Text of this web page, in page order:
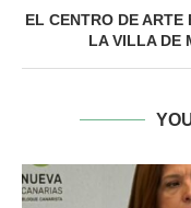
EL CENTRO DE ARTE
LA VILLA DE